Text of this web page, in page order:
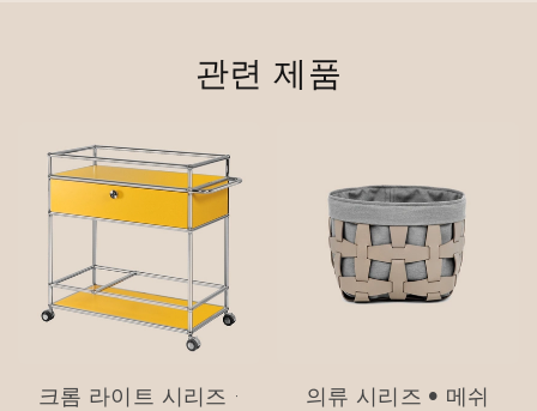
관련 제품
크롬 라이트 시리즈 ·
의류 시리즈 • 메쉬